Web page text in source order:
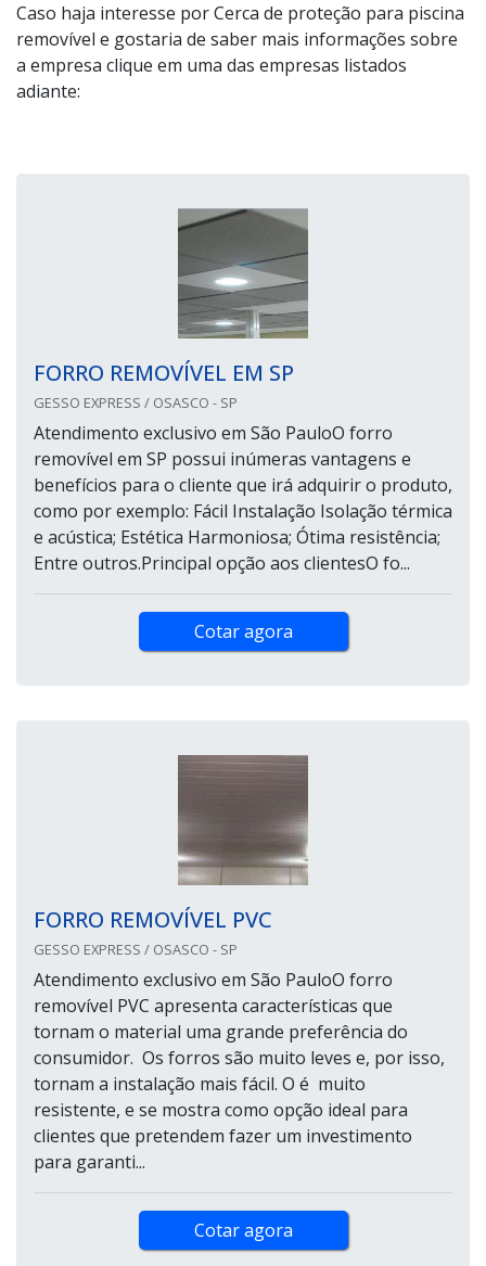
Caso haja interesse por Cerca de proteção para piscina
removível e gostaria de saber mais informações sobre
a empresa clique em uma das empresas listados
adiante:
FORRO REMOVÍVEL EM SP
GESSO EXPRESS / OSASCO - SP
Atendimento exclusivo em São PauloO forro
removível em SP possui inúmeras vantagens e
benefícios para o cliente que irá adquirir o produto,
como por exemplo: Fácil Instalação Isolação térmica
e acústica; Estética Harmoniosa; Ótima resistência;
Entre outros.Principal opção aos clientesO fo...
Cotar agora
FORRO REMOVÍVEL PVC
GESSO EXPRESS / OSASCO - SP
Atendimento exclusivo em São PauloO forro
removível PVC apresenta características que
tornam o material uma grande preferência do
consumidor. Os forros são muito leves e, por isso,
tornam a instalação mais fácil. O é muito
resistente, e se mostra como opção ideal para
clientes que pretendem fazer um investimento
para garanti...
Cotar agora